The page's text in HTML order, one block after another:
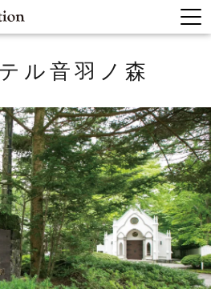
ル音羽ノ森